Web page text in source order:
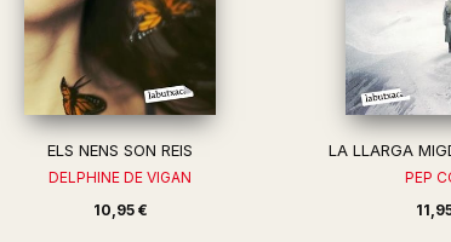
ELS NENS SON REIS
DELPHINE DE VIGAN
10,95 €
LA LLARGA
PEP